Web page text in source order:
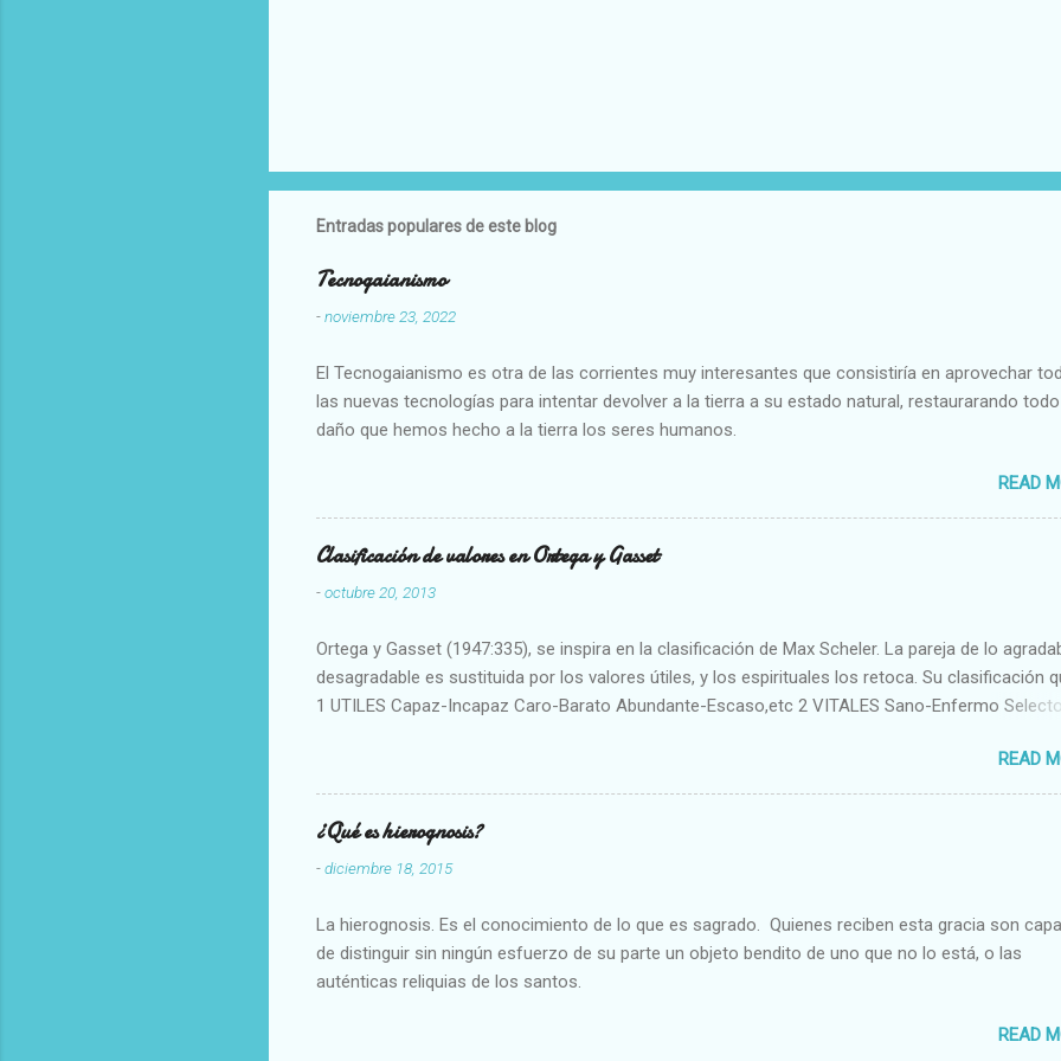
Entradas populares de este blog
Tecnogaianismo
-noviembre 23, 2022
El Tecnogaianismo es otra de las corrientes muy interesantes que consistiría en aprovechar
las nuevas tecnologías para intentar devolver a la tierra a su estado natural, restaurarando
daño que hemos hecho a la tierra los seres humanos.
READ
Clasificación de valores en Ortega y Gasset
-octubre 20, 2013
Ortega y Gasset (1947:335), se inspira en la clasificación de Max Scheler. La pareja de lo
desagradable es sustituida por los valores útiles, y los espirituales los retoca. Su clasificación
1 UTILES Capaz-Incapaz Caro-Barato Abundante-Escaso,etc 2 VITALES Sano-Enfermo
Aproximado Evidente-Probable,etc b) Morales Bueno-malo Bondadoso-malvado Justo-Injusto
Escrupuloso-Relajado Leal-Desleal,etc. d) Estéticos Bello-Feo Gracioso-Tosco Elegante-
Armonioso-Inarmonioso 4 RELIGIOSOS Santo-Pr...
READ
¿Qué es hierognosis?
-diciembre 18, 2015
La hierognosis. Es el conocimiento de lo que es sagrado. Quienes reciben esta gracia son
de distinguir sin ningún esfuerzo de su parte un objeto bendito de uno que no lo está, o las
auténticas reliquias de los santos.
READ